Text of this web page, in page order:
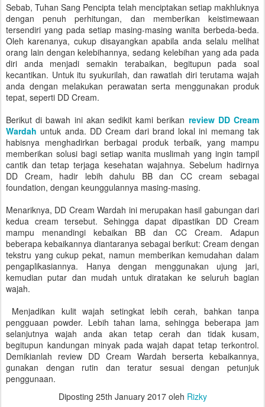
Sebab, Tuhan Sang Pencipta telah menciptakan setiap makhluknya
dengan penuh perhitungan, dan memberikan keistimewaan
tersendiri yang pada setiap masing-masing wanita berbeda-beda.
Oleh karenanya, cukup disayangkan apabila anda selalu melihat
orang lain dengan kelebihannya, sedang kelebihan yang ada pada
diri anda menjadi semakin terabaikan, begitupun pada soal
kecantikan. Untuk itu syukurilah, dan rawatlah diri terutama wajah
anda dengan melakukan perawatan serta menggunakan produk
tepat, seperti DD Cream.
Berikut di bawah ini akan sedikit kami berikan review DD Cream
Wardah untuk anda. DD Cream dari brand lokal ini memang tak
habisnya menghadirkan berbagai produk terbaik, yang mampu
memberikan solusi bagi setiap wanita muslimah yang ingin tampil
cantik dan tetap terjaga kesehatan wajahnya. Sebelum hadirnya
DD Cream, hadir lebih dahulu BB dan CC cream sebagai
foundation, dengan keunggulannya masing-masing.
Menariknya, DD Cream Wardah ini merupakan hasil gabungan dari
kedua cream tersebut. Sehingga dapat dipastikan DD Cream
mampu menandingi kebaikan BB dan CC Cream. Adapun
beberapa kebaikannya diantaranya sebagai berikut: Cream dengan
tekstru yang cukup pekat, namun memberikan kemudahan dalam
pengaplikasiannya. Hanya dengan menggunakan ujung jari,
kemudian putar dan mudah untuk diratakan ke seluruh bagian
wajah.
Menjadikan kulit wajah setingkat lebih cerah, bahkan tanpa
pengguaan powder. Lebih tahan lama, sehingga beberapa jam
selanjutnya wajah anda akan tetap cerah dan tidak kusam,
begitupun kandungan minyak pada wajah dapat tetap terkontrol.
Demikianlah review DD Cream Wardah berserta kebaikannya,
gunakan dengan rutin dan teratur sesuai dengan petunjuk
penggunaan.
Diposting 25th January 2017oleh Rizky